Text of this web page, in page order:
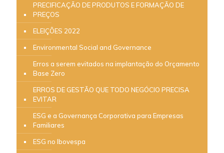
PRECIFICAÇÃO DE PRODUTOS E FORMAÇÃO DE
PREÇOS
ELEIÇÕES 2022
Environmental Social and Governance
Erros a serem evitados na implantação do Orçamento
Base Zero
ERROS DE GESTÃO QUE TODO NEGÓCIO PRECISA
EVITAR
ESG e a Governança Corporativa para Empresas
Familiares
ESG no Ibovespa